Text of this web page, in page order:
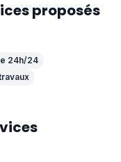
proposés
24h/24